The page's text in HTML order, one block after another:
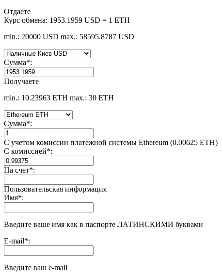
Отдаете
Курс обмена: 1953.1959 USD = 1 ETH
min.: 20000 USD max.: 58595.8787 USD
Сумма*:
Получаете
min.: 10.23963 ETH max.: 30 ETH
Сумма*:
С учетом комиссии платежной системы Ethereum (0.00625 ETH)
С комиссией*:
На счет*:
Пользовательская информация
Имя*:
Введите ваше имя как в паспорте ЛАТИНСКИМИ буквами
E-mail*:
Введите ваш e-mail